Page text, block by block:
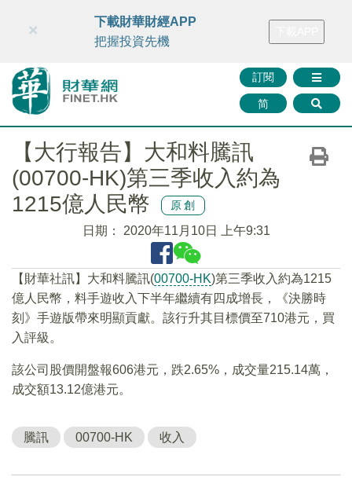
財華智庫網 FINTV FINMETA 財華證券 媒體矩陣
訂閱
简
×
下載財華財經APP
把握投資先機
【大行報告】大和料騰訊
(00700-HK)第三季收入約為
1215億人民幣
原創
日期： 2020年11月10日 上午9:31
【財華社訊】大和料騰訊(00700-HK)第三季收入約為1215
億人民幣，料手遊收入下半年繼續有四成增長，《決勝時
刻》手遊版帶來明顯貢獻。該行升其目標價至710港元，買
入評級。
該公司股價開盤報606港元，跌2.65%，成交量215.14萬，
成交額13.12億港元。
騰訊 00700-HK 收入